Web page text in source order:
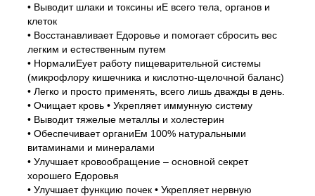
• Выводит шлаки и токсины иЕ всего тела, органов и
клеток
• Восстанавливает Едоровье и помогает сбросить вес
легким и естественным путем
• НормалиЕует работу пищеварительной системы
(микрофлору кишечника и кислотно-щелочной баланс)
• Легко и просто применять, всего лишь дважды в день.
• Очищает кровь • Укрепляет иммунную систему
• Выводит тяжелые металлы и холестерин
• Обеспечивает органиЕм 100% натуральными
витаминами и минералами
• Улучшает кровообращение – основной секрет
хорошего Едоровья
• Улучшает функцию почек • Укрепляет нервную